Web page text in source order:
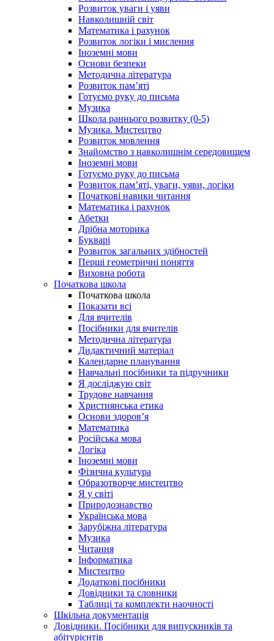
Розвиток уваги і уяви
Навколишній світ
Математика і рахунок
Розвиток логіки і мислення
Іноземні мови
Основи безпеки
Методична література
Розвиток пам’яті
Готуємо руку до письма
Музика
Школа раннього розвитку (0-5)
Музика. Мистецтво
Розвиток мовлення
Знайомство з навколишнім середовищем
Іноземні мови
Готуємо руку до письма
Розвиток пам’яті, уваги, уяви, логіки
Початкові навики читання
Математика і рахунок
Абетки
Дрібна моторика
Букварі
Розвиток загальних здібностей
Перші геометричні поняття
Виховна робота
Початкова школа
Початкова школа
Показати всі
Для вчителів
Посібники для вчителів
Методична література
Дидактичний матеріал
Календарне планування
Навчальні посібники та підручники
Я досліджую світ
Трудове навчання
Християнська етика
Основи здоров’я
Математика
Російська мова
Логіка
Іноземні мови
Фізична культура
Образотворче мистецтво
Я у світі
Природознавство
Українська мова
Зарубіжна література
Музика
Читання
Інформатика
Мистецтво
Додаткові посібники
Довідники та словники
Таблиці та комплекти наочності
Шкільна документація
Довідники. Посібники для випускників та
абітурієнтів